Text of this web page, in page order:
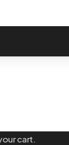
cart.